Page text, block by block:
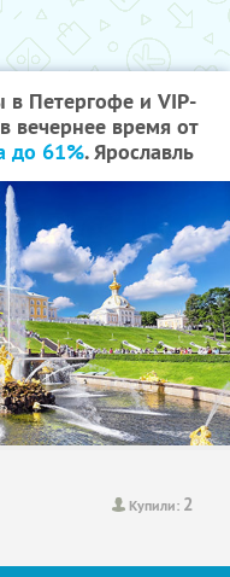
Петергофе и VIP-
вечернее время от
до 61%. Ярославль
Купили: 2